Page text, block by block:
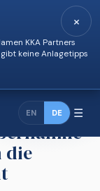
KKA Partners
keine Anlagetipps
×
EN DE ☰
die